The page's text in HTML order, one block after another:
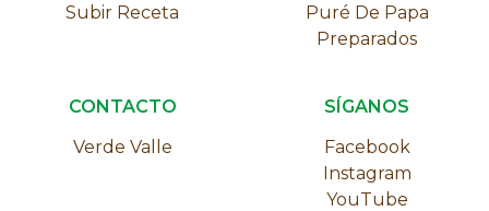
Subir Receta
Puré De Papa
Preparados
CONTACTO
Verde Valle
SÍGANOS
Facebook
Instagram
YouTube